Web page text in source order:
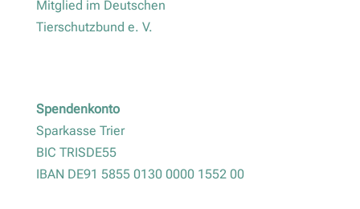
Mitglied im Deutschen
Tierschutzbund e. V.
Spendenkonto
Sparkasse Trier
BIC TRISDE55
IBAN DE91 5855 0130 0000 1552 00